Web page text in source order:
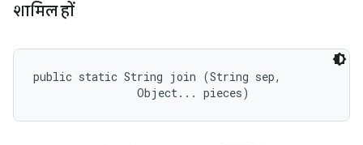
शामिल हों
public static String join (String sep,
                Object... pieces)